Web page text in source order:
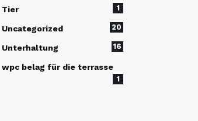
Tier 1
Uncategorized 20
Unterhaltung 16
wpc belag für die terrasse
1